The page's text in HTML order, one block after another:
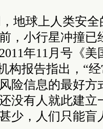
地球上人类安
，小行星冲撞已
年11月号《
构报告指出，“
险信息的最好方
没有人就此建立
少，人们只能盲